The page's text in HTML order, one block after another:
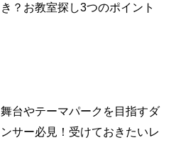
き？お教室探し3つのポイント
舞台やテーマパークを目指すダ
ンサー必見！受けておきたいレ